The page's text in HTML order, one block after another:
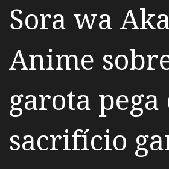
Sora wa
Anime
garota pega
sacrifício